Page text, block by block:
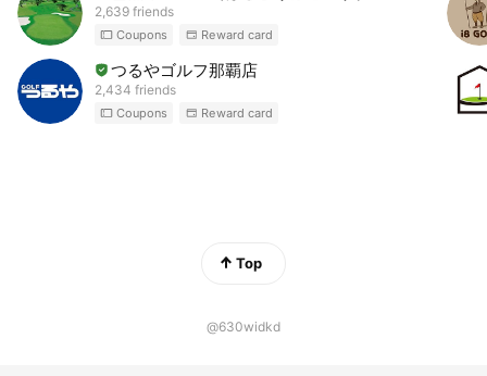
2,639 friends
Coupons Reward card
つるやゴルフ那覇店
2,434 friends
Coupons Reward card
Top
@630widkd